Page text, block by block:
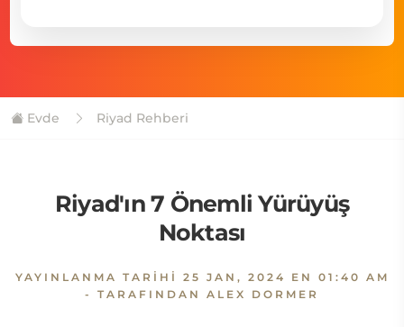
Evde Riyad Rehberi
Riyad'ın 7 Önemli Yürüyüş
Noktası
YAYINLANMA TARIHI 25 JAN, 2024 EN 01:40 AM
- TARAFINDAN ALEX DORMER